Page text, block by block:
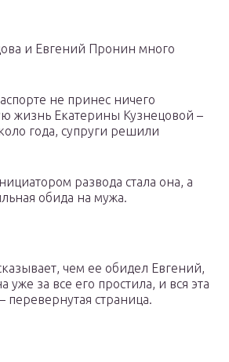
и Евгений Пронин много
не принес ничего
жизнь Екатерины Кузнецовой –
года, супруги решили
развода стала она, а
обида на мужа.
чем ее обидел Евгений,
уже за все его простила, и вся эта
перевернутая страница.